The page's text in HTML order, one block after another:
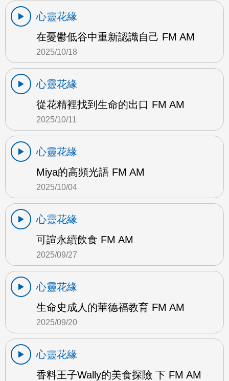
心靈花緣
在憂鬱低谷中重新認識自己 FM AM
2025/10/18
心靈花緣
從花精裡找到生命的出口 FM AM
2025/10/11
心靈花緣
Miya的高頻光語 FM AM
2025/10/04
心靈花緣
可諠永續飲食 FM AM
2025/09/27
心靈花緣
生命史成人的華德福教育 FM AM
2025/09/20
心靈花緣
香料王子Wally的美食探險 下 FM AM